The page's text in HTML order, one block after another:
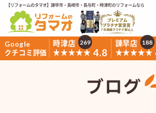
【リフォームのタマオ】諫早市・長崎市・長与町・時津町のリフォームなら
Google
クチコミ評価
時津店
★★★★★ 4.8
269
諫早店
★★★★★
188
ブログ